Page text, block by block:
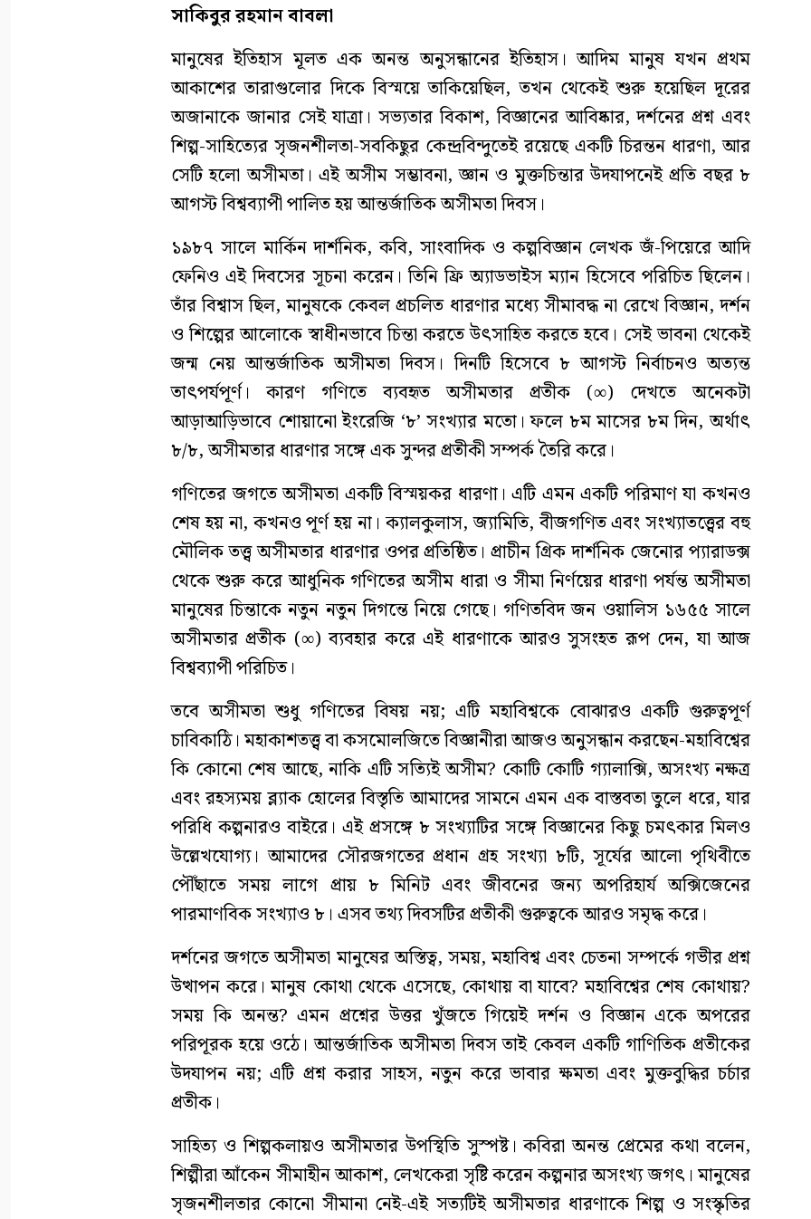
সাকিবুর রহমান বাবলা
মানুষের ইতিহাস মূলত এক অনন্ত অনুসন্ধানের ইতিহাস। আদিম মানুষ যখন প্রথম
আকাশের তারাগুলোর দিকে বিস্ময়ে তাকিয়েছিল, তখন থেকেই শুরু হয়েছিল দূরের
অজানাকে জানার সেই যাত্রা। সভ্যতার বিকাশ, বিজ্ঞানের আবিষ্কার, দর্শনের প্রশ্ন এবং
শিল্প-সাহিত্যের সৃজনশীলতা-সবকিছুর কেন্দ্রবিন্দুতেই রয়েছে একটি চিরন্তন ধারণা, আর
সেটি হলো অসীমতা। এই অসীম সম্ভাবনা, জ্ঞান ও মুক্তচিন্তার উদযাপনেই প্রতি বছর ৮
আগস্ট বিশ্বব্যাপী পালিত হয় আন্তর্জাতিক অসীমতা দিবস।
১৯৮৭ সালে মার্কিন দার্শনিক, কবি, সাংবাদিক ও কল্পবিজ্ঞান লেখক জঁ-পিয়েরে আদি
ফেনিও এই দিবসের সূচনা করেন। তিনি ফ্রি অ্যাডভাইস ম্যান হিসেবে পরিচিত ছিলেন।
তাঁর বিশ্বাস ছিল, মানুষকে কেবল প্রচলিত ধারণার মধ্যে সীমাবদ্ধ না রেখে বিজ্ঞান, দর্শন
ও শিল্পের আলোকে স্বাধীনভাবে চিন্তা করতে উৎসাহিত করতে হবে। সেই ভাবনা থেকেই
জন্ম নেয় আন্তর্জাতিক অসীমতা দিবস। দিনটি হিসেবে ৮ আগস্ট নির্বাচনও অত্যন্ত
তাৎপর্যপূর্ণ। কারণ গণিতে ব্যবহৃত অসীমতার প্রতীক (∞) দেখতে অনেকটা
আড়াআড়িভাবে শোয়ানো ইংরেজি ‘৮’ সংখ্যার মতো। ফলে ৮ম মাসের ৮ম দিন, অর্থাৎ
৮/৮, অসীমতার ধারণার সঙ্গে এক সুন্দর প্রতীকী সম্পর্ক তৈরি করে।
গণিতের জগতে অসীমতা একটি বিস্ময়কর ধারণা। এটি এমন একটি পরিমাণ যা কখনও
শেষ হয় না, কখনও পূর্ণ হয় না। ক্যালকুলাস, জ্যামিতি, বীজগণিত এবং সংখ্যাতত্ত্বের বহু
মৌলিক তত্ত্ব অসীমতার ধারণার ওপর প্রতিষ্ঠিত। প্রাচীন গ্রিক দার্শনিক জেনোর প্যারাডক্স
থেকে শুরু করে আধুনিক গণিতের অসীম ধারা ও সীমা নির্ণয়ের ধারণা পর্যন্ত অসীমতা
মানুষের চিন্তাকে নতুন নতুন দিগন্তে নিয়ে গেছে। গণিতবিদ জন ওয়ালিস ১৬৫৫ সালে
অসীমতার প্রতীক (∞) ব্যবহার করে এই ধারণাকে আরও সুসংহত রূপ দেন, যা আজ
বিশ্বব্যাপী পরিচিত।
তবে অসীমতা শুধু গণিতের বিষয় নয়; এটি মহাবিশ্বকে বোঝারও একটি গুরুত্বপূর্ণ
চাবিকাঠি। মহাকাশতত্ত্ব বা কসমোলজিতে বিজ্ঞানীরা আজও অনুসন্ধান করছেন-মহাবিশ্বের
কি কোনো শেষ আছে, নাকি এটি সত্যিই অসীম? কোটি কোটি গ্যালাক্সি, অসংখ্য নক্ষত্র
এবং রহস্যময় ব্ল্যাক হোলের বিস্তৃতি আমাদের সামনে এমন এক বাস্তবতা তুলে ধরে, যার
পরিধি কল্পনারও বাইরে। এই প্রসঙ্গে ৮ সংখ্যাটির সঙ্গে বিজ্ঞানের কিছু চমৎকার মিলও
উল্লেখযোগ্য। আমাদের সৌরজগতের প্রধান গ্রহ সংখ্যা ৮টি, সূর্যের আলো পৃথিবীতে
পৌঁছাতে সময় লাগে প্রায় ৮ মিনিট এবং জীবনের জন্য অপরিহার্য অক্সিজেনের
পারমাণবিক সংখ্যাও ৮। এসব তথ্য দিবসটির প্রতীকী গুরুত্বকে আরও সমৃদ্ধ করে।
দর্শনের জগতে অসীমতা মানুষের অস্তিত্ব, সময়, মহাবিশ্ব এবং চেতনা সম্পর্কে গভীর প্রশ্ন
উত্থাপন করে। মানুষ কোথা থেকে এসেছে, কোথায় বা যাবে? মহাবিশ্বের শেষ কোথায়?
সময় কি অনন্ত? এমন প্রশ্নের উত্তর খুঁজতে গিয়েই দর্শন ও বিজ্ঞান একে অপরের
পরিপূরক হয়ে ওঠে। আন্তর্জাতিক অসীমতা দিবস তাই কেবল একটি গাণিতিক প্রতীকের
উদযাপন নয়; এটি প্রশ্ন করার সাহস, নতুন করে ভাবার ক্ষমতা এবং মুক্তবুদ্ধির চর্চার
প্রতীক।
সাহিত্য ও শিল্পকলায়ও অসীমতার উপস্থিতি সুস্পষ্ট। কবিরা অনন্ত প্রেমের কথা বলেন,
শিল্পীরা আঁকেন সীমাহীন আকাশ, লেখকেরা সৃষ্টি করেন কল্পনার অসংখ্য জগৎ। মানুষের
সৃজনশীলতার কোনো সীমানা নেই-এই সত্যটিই অসীমতার ধারণাকে শিল্প ও সংস্কৃতির